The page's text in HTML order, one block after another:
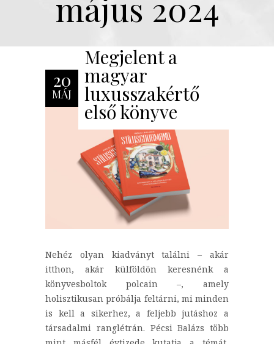
május 2024
20
MÁJ
Megjelent a
magyar
luxusszakértő
első könyve
Nehéz olyan kiadványt találni – akár
itthon, akár külföldön keresnénk a
könyvesboltok polcain –, amely
holisztikusan próbálja feltárni, mi minden
is kell a sikerhez, a feljebb jutáshoz a
társadalmi ranglétrán. Pécsi Balázs több